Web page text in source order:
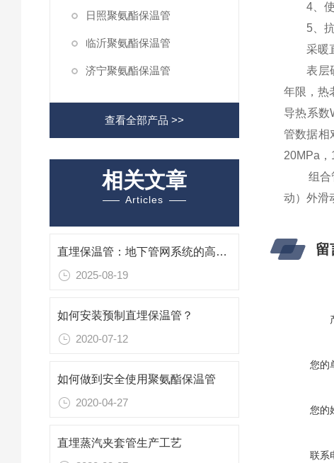
日照聚氨酯保温管
临沂聚氨酯保温管
济宁聚氨酯保温管
查看全部产品 >>
相关文章
Articles
直埋保温管：地下管网系统的高效敷设解决方案
2025-08-19
如何安装预制直埋保温管？
2020-07-12
如何做到安全使用聚氨酯保温管
2020-04-27
直埋蒸汽夹套管生产工艺
4、使用
5、抗
采暖直
表层硬
年限，热
导热系数
管数据相
20MPa，
组合管
动）外滑
留
您的
您的
联系